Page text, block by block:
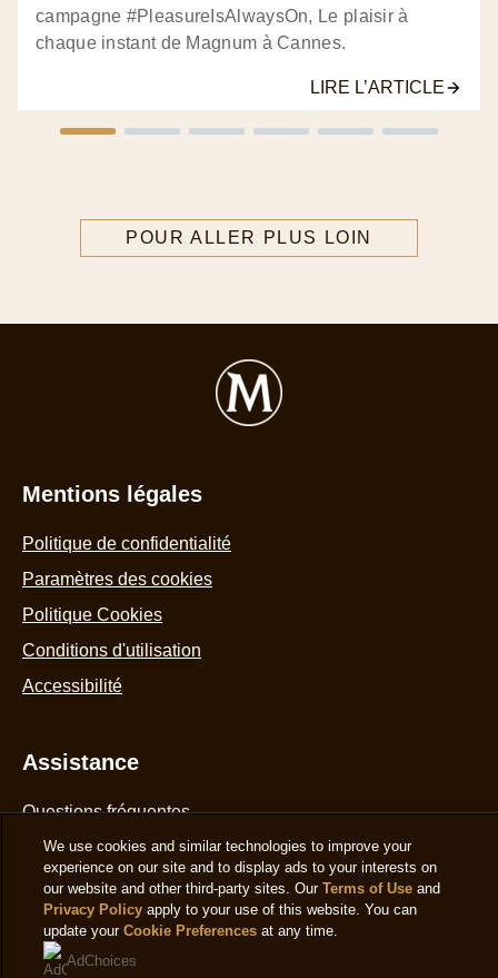
campagne #PleasureIsAlwaysOn, Le plaisir à
chaque instant de Magnum à Cannes.
LIRE L’ARTICLE
POUR ALLER PLUS LOIN
Mentions légales
Politique de confidentialité
Paramètres des cookies
Politique Cookies
Conditions d'utilisation
Accessibilité
Assistance
Questions fréquentes
Localisateur de magasin
Contactez-nous
Plan du site
We use cookies and similar technologies to improve your
experience on our site and to display ads to your interests on
our website and other third-party sites. Our Terms of Useand
Privacy Policyapply to your use of this website. You can
update your Cookie Preferencesat any time.
AdChoices